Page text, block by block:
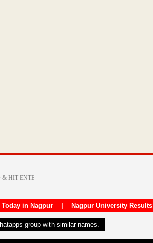
in Nagpur| Nagpur University Results
group with similar names.